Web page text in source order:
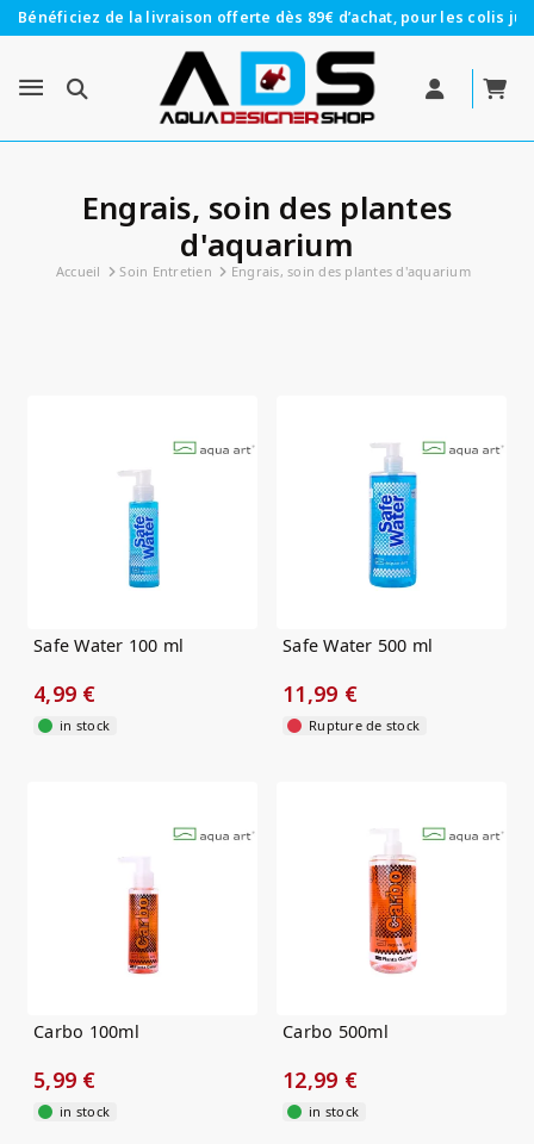
Bénéficiez de la livraison offerte dès 89€ d’achat, pour les colis
Engrais, soin des plantes
d'aquarium
Accueil Soin Entretien Engrais, soin des plantes d'aquarium
Safe Water 100 ml
4,99 €
in stock
Safe Water 500 ml
11,99 €
Rupture de stock
Carbo 100ml
5,99 €
in stock
Carbo 500ml
12,99 €
in stock